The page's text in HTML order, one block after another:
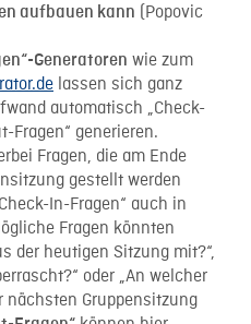
aufbauen kann (Popovic
Generatoren wie zum
lassen sich ganz
automatisch „Check-
Fragen“ generieren.
Fragen, die am Ende
gestellt werden
In-Fragen“ auch in
Fragen könnten
der heutigen Sitzung mit?“,
oder „An welcher
nächsten Gruppensitzung